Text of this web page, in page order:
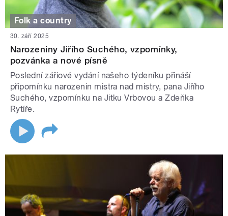
Folk a country
30. září 2025
Narozeniny Jiřího Suchého, vzpomínky,
pozvánka a nové písně
Poslední zářiové vydání našeho týdeníku přináší
připomínku narozenin mistra nad mistry, pana Jiřího
Suchého, vzpomínku na Jitku Vrbovou a Zdeňka
Rytíře.